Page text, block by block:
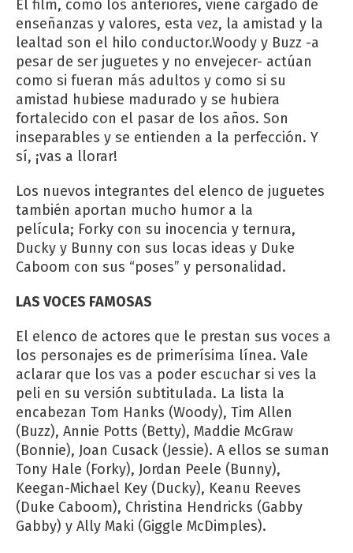
El film, como los anteriores, viene cargado de
enseñanzas y valores, esta vez, la amistad y la
lealtad son el hilo conductor.Woody y Buzz -a
pesar de ser juguetes y no envejecer- actúan
como si fueran más adultos y como si su
amistad hubiese madurado y se hubiera
fortalecido con el pasar de los años. Son
inseparables y se entienden a la perfección. Y
sí, ¡vas a llorar!
Los nuevos integrantes del elenco de juguetes
también aportan mucho humor a la
película; Forky con su inocencia y ternura,
Ducky y Bunny con sus locas ideas y Duke
Caboom con sus “poses” y personalidad.
LAS VOCES FAMOSAS
El elenco de actores que le prestan sus voces a
los personajes es de primerísima línea. Vale
aclarar que los vas a poder escuchar si ves la
peli en su versión subtitulada. La lista la
encabezan Tom Hanks (Woody), Tim Allen
(Buzz), Annie Potts (Betty), Maddie McGraw
(Bonnie), Joan Cusack (Jessie). A ellos se suman
Tony Hale (Forky), Jordan Peele (Bunny),
Keegan-Michael Key (Ducky), Keanu Reeves
(Duke Caboom), Christina Hendricks (Gabby
Gabby) y Ally Maki (Giggle McDimples).